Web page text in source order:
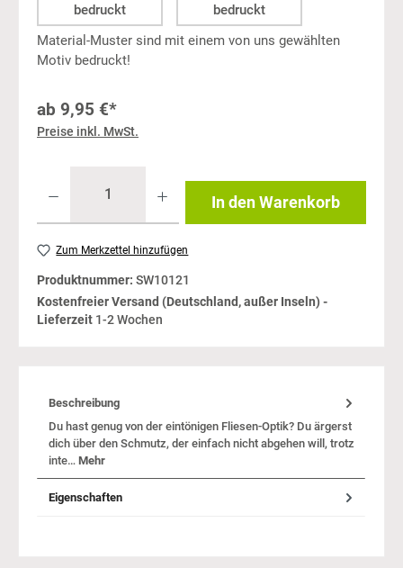
ab 9,95 €*
Preise inkl. MwSt.
bedruckt
bedruckt
Material-Muster sind mit einem von uns gewählten
Motiv bedruckt!
In den Warenkorb
Zum Merkzettel hinzufügen
Produktnummer: SW10121
Kostenfreier Versand (Deutschland, außer Inseln) -
Lieferzeit 1-2 Wochen
Beschreibung
Du hast genug von der eintönigen Fliesen-Optik? Du ärgerst
dich über den Schmutz, der einfach nicht abgehen will, trotz
inte… Mehr
Eigenschaften